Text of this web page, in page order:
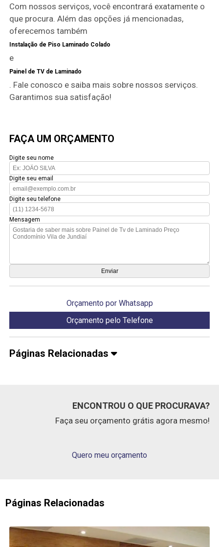
Com nossos serviços, você encontrará exatamente o
que procura. Além das opções já mencionadas,
oferecemos também
Instalação de Piso Laminado Colado
e
Painel de TV de Laminado
. Fale conosco e saiba mais sobre nossos serviços.
Garantimos sua satisfação!
FAÇA UM ORÇAMENTO
Digite seu nome
Digite seu email
Digite seu telefone
Mensagem
Orçamento por Whatsapp
Orçamento pelo Telefone
Páginas Relacionadas
ENCONTROU O QUE PROCURAVA?
Faça seu orçamento grátis agora mesmo!
Quero meu orçamento
Páginas Relacionadas